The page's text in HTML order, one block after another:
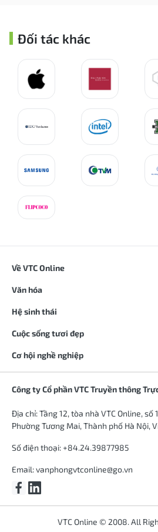
Đối tác khác
Về VTC Online
Văn hóa
Hệ sinh thái
Cuộc sống tươi đẹp
Cơ hội nghề nghiệp
Công ty Cổ phần VTC Truyền thông
Địa chỉ: Tầng 12, tòa nhà VTC Online, số
Phường Tương Mai, Thành phố Hà Nội,
Số điện thoại: +84.24.39877985
Email:vanphongvtconline@go.vn
VTC Online © 2008. All